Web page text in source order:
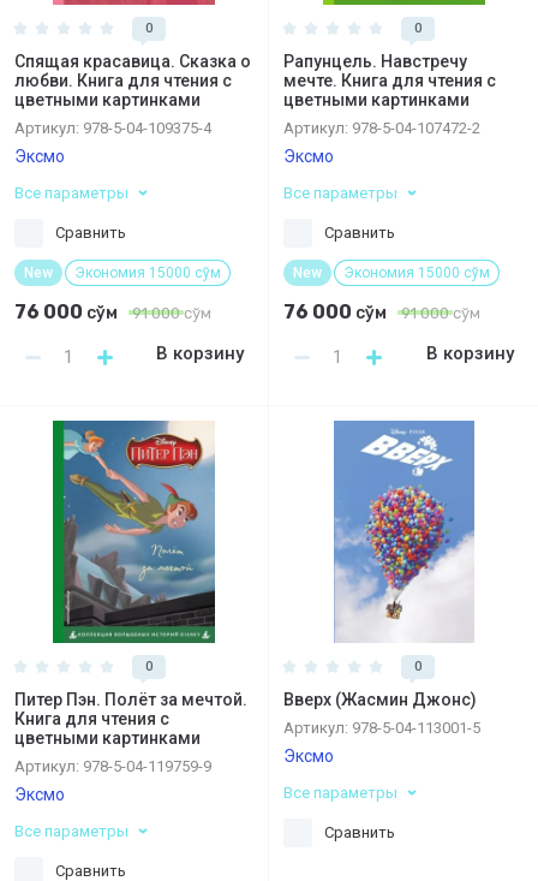
0
Спящая красавица. Сказка о
любви. Книга для чтения с
цветными картинками
Артикул: 978-5-04-109375-4
Эксмо
Все параметры
Сравнить
New Экономия 15000 сўм
76 000 сўм 91 000сўм
В корзину
0
Рапунцель. Навстречу
мечте. Книга для чтения с
цветными картинками
Артикул: 978-5-04-107472-2
Эксмо
Все параметры
Сравнить
New Экономия 15000 сўм
76 000 сўм 91 000сўм
В корзину
0
Питер Пэн. Полёт за мечтой.
Книга для чтения с
цветными картинками
Артикул: 978-5-04-119759-9
Эксмо
Все параметры
Сравнить
0
Вверх (Жасмин Джонс)
Артикул: 978-5-04-113001-5
Эксмо
Все параметры
Сравнить